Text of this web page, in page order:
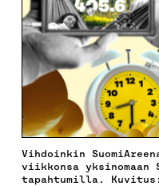
Vihdoinkin
viikkonsa
tapahtumilla. Kuvitus: